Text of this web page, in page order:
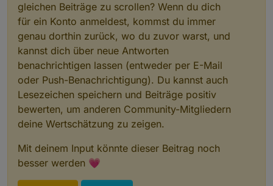
gleichen Beiträge zu scrollen? Wenn du dich
für ein Konto anmeldest, kommst du immer
genau dorthin zurück, wo du zuvor warst, und
kannst dich über neue Antworten
benachrichtigen lassen (entweder per E-Mail
oder Push-Benachrichtigung). Du kannst auch
Lesezeichen speichern und Beiträge positiv
bewerten, um anderen Community-Mitgliedern
deine Wertschätzung zu zeigen.
Mit deinem Input könnte dieser Beitrag noch
besser werden 💗